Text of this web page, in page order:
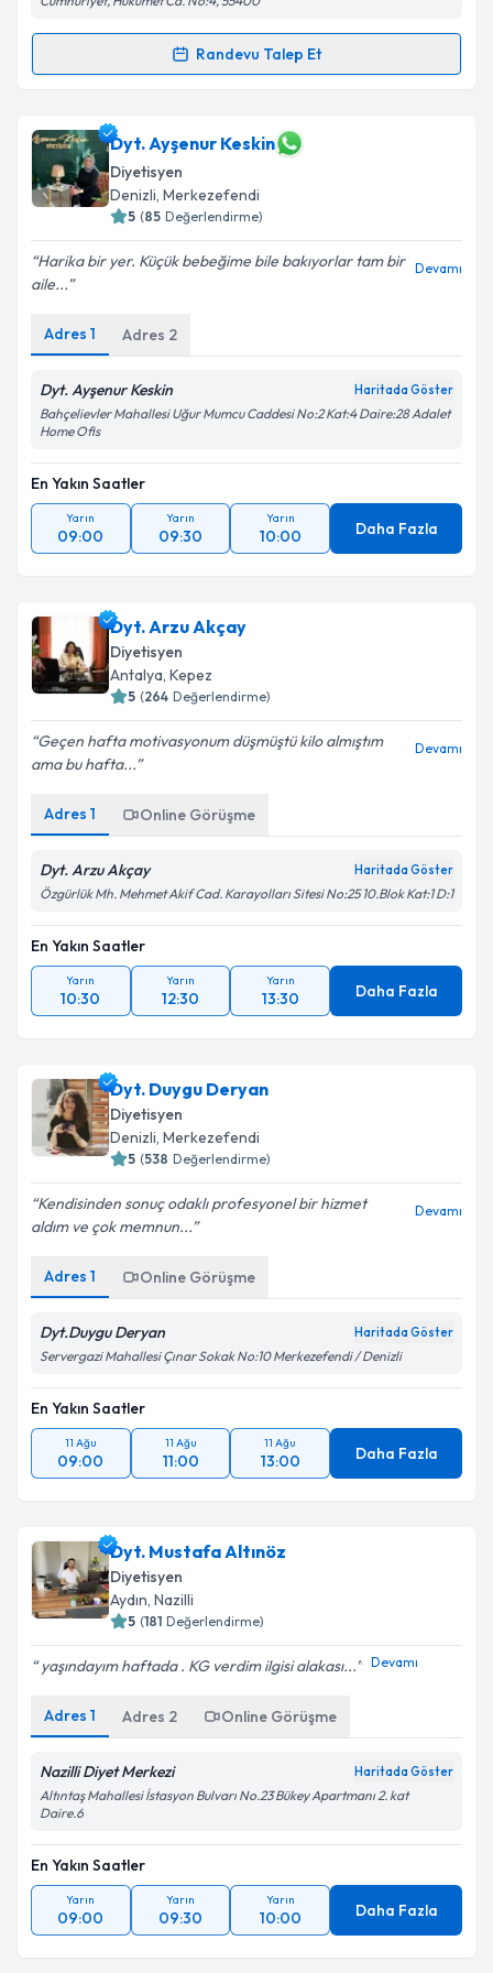
Randevu Talep Et
Randevu Takvimi Talebi
Dyt. Zübeyde Semiziçin randevu takvimi talebi
oluşturun. Size bu uzmandan randevu almanız için bir
takvim hazırlandığında e-posta ile bilgilendireceğiz.
E-posta Adresiniz
Kişisel verilerimin işlenmesine ilişkin
Metni'ni okudum ve kişisel verilerimin belirtilen
Dyt. Ayşenur Keskin
Diyetisyen
Denizli, Merkezefendi
5 (85 Değerlendirme)
Harika bir yer. Küçük bebeğime bile bakıyorlar tam bir
aile...
Devamı
Adres 1 Adres 2
Dyt. Ayşenur Keskin Haritada Göster
Bahçelievler Mahallesi Uğur Mumcu Caddesi No:2 Kat:4 Daire:28 Adalet
Home Ofis
En Yakın Saatler
Yarın
09:00
Yarın
09:30
Yarın
10:00 Daha Fazla
Dyt. Arzu Akçay
Diyetisyen
Antalya, Kepez
5 (264 Değerlendirme)
Geçen hafta motivasyonum düşmüştü kilo almıştım
ama bu hafta...
Devamı
Adres 1 Online Görüşme
Dyt. Arzu Akçay Haritada Göster
Özgürlük Mh. Mehmet Akif Cad. Karayolları Sitesi No:25 10.Blok Kat:1 D:1
En Yakın Saatler
Yarın
10:30
Yarın
12:30
Yarın
13:30 Daha Fazla
Dyt. Duygu Deryan
Diyetisyen
Denizli, Merkezefendi
5 (538 Değerlendirme)
Kendisinden sonuç odaklı profesyonel bir hizmet
aldım ve çok memnun...
Devamı
Adres 1 Online Görüşme
Dyt.Duygu Deryan Haritada Göster
Servergazi Mahallesi Çınar Sokak No:10 Merkezefendi / Denizli
En Yakın Saatler
11 Ağu
09:00
11 Ağu
11:00
11 Ağu
13:00 Daha Fazla
Dyt. Mustafa Altınöz
Diyetisyen
Aydın, Nazilli
5 (181 Değerlendirme)
yaşındayım haftada . KG verdim ilgisi alakası... Devamı
Adres 1 Adres 2 Online Görüşme
Nazilli Diyet Merkezi Haritada Göster
Altıntaş Mahallesi İstasyon Bulvarı No.23 Bükey Apartmanı 2. kat
Daire.6
En Yakın Saatler
Yarın
09:00
Yarın
09:30
Yarın
10:00 Daha Fazla